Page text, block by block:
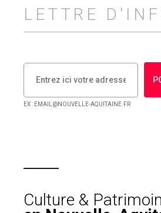
LETTRE
EX : EMAIL@NOUVELLE-AQUITAINE.FR
Culture &